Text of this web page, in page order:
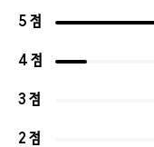
5 점
4 점
3 점
2 점